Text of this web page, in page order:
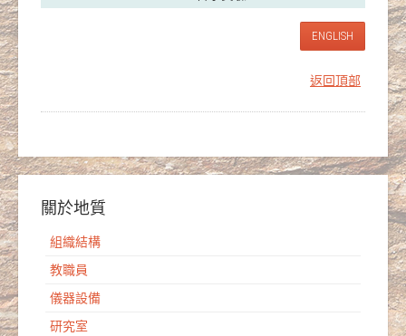
ENGLISH
返回頂部
關於地質
組織結構
教職員
儀器設備
研究室